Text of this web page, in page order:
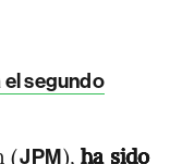
segundo
(JPM),ha sido